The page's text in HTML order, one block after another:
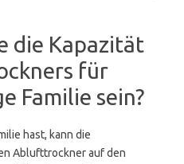
die Kapazität
für
Familie sein?
hast, kann die
Ablufttrockner auf den